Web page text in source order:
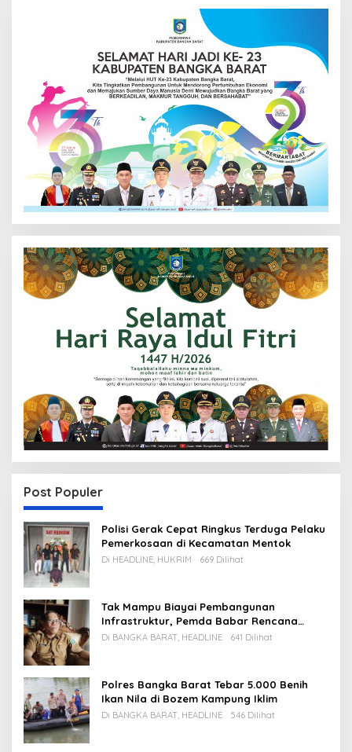
Post Populer
Polisi Gerak Cepat Ringkus Terduga Pelaku
Pemerkosaan di Kecamatan Mentok
Di HEADLINE, HUKRIM 669 Dilihat
Tak Mampu Biayai Pembangunan
Infrastruktur, Pemda Babar Rencana
Utang Rp65 M
Di BANGKA BARAT, HEADLINE 641 Dilihat
Polres Bangka Barat Tebar 5.000 Benih
Ikan Nila di Bozem Kampung Iklim
Di BANGKA BARAT, HEADLINE 546 Dilihat